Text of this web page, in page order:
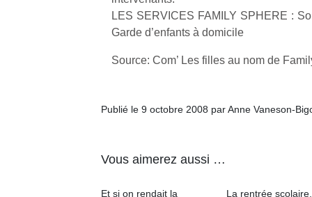
LES SERVICES FAMILY SPHERE :
Garde d’enfants à domicile
Source: Com’ Les filles au nom de
Publié le 9 octobre 2008 par Anne Vaneson-
Vous aimerez aussi …
Et si on rendait la
La rentrée
physique
apprentissage…